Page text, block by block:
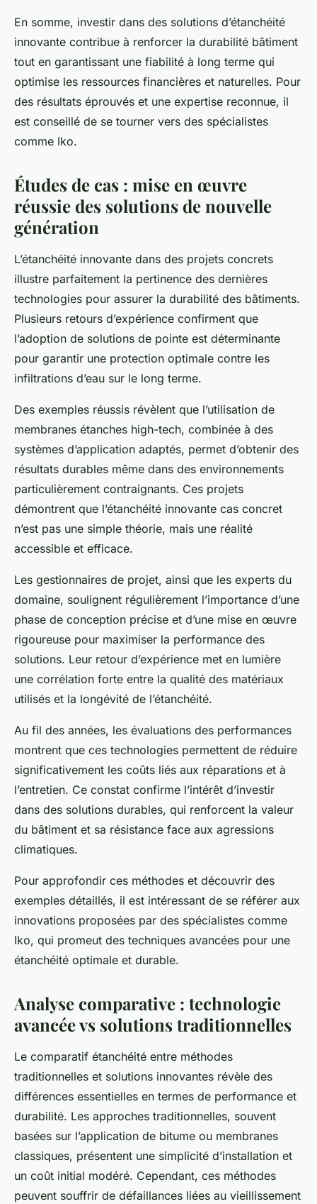
En somme, investir dans des solutions d’étanchéité
innovante contribue à renforcer la durabilité bâtiment
tout en garantissant une fiabilité à long terme qui
optimise les ressources financières et naturelles. Pour
des résultats éprouvés et une expertise reconnue, il
est conseillé de se tourner vers des spécialistes
comme Iko.
Études de cas : mise en œuvre
réussie des solutions de nouvelle
génération
L’étanchéité innovante dans des projets concrets
illustre parfaitement la pertinence des dernières
technologies pour assurer la durabilité des bâtiments.
Plusieurs retours d’expérience confirment que
l’adoption de solutions de pointe est déterminante
pour garantir une protection optimale contre les
infiltrations d’eau sur le long terme.
Des exemples réussis révèlent que l’utilisation de
membranes étanches high-tech, combinée à des
systèmes d’application adaptés, permet d’obtenir des
résultats durables même dans des environnements
particulièrement contraignants. Ces projets
démontrent que l’étanchéité innovante cas concret
n’est pas une simple théorie, mais une réalité
accessible et efficace.
Les gestionnaires de projet, ainsi que les experts du
domaine, soulignent régulièrement l’importance d’une
phase de conception précise et d’une mise en œuvre
rigoureuse pour maximiser la performance des
solutions. Leur retour d’expérience met en lumière
une corrélation forte entre la qualité des matériaux
utilisés et la longévité de l’étanchéité.
Au fil des années, les évaluations des performances
montrent que ces technologies permettent de réduire
significativement les coûts liés aux réparations et à
l’entretien. Ce constat confirme l’intérêt d’investir
dans des solutions durables, qui renforcent la valeur
du bâtiment et sa résistance face aux agressions
climatiques.
Pour approfondir ces méthodes et découvrir des
exemples détaillés, il est intéressant de se référer aux
innovations proposées par des spécialistes comme
Iko, qui promeut des techniques avancées pour une
étanchéité optimale et durable.
Analyse comparative : technologie
avancée vs solutions traditionnelles
Le comparatif étanchéité entre méthodes
traditionnelles et solutions innovantes révèle des
différences essentielles en termes de performance et
durabilité. Les approches traditionnelles, souvent
basées sur l’application de bitume ou membranes
classiques, présentent une simplicité d’installation et
un coût initial modéré. Cependant, ces méthodes
peuvent souffrir de défaillances liées au vieillissement